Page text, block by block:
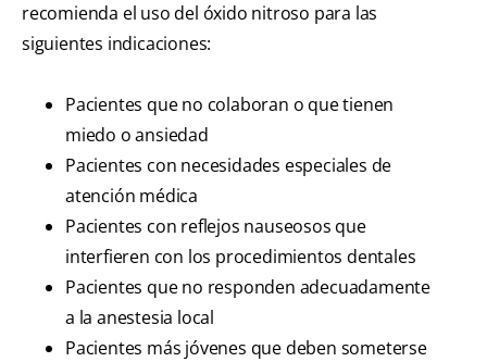
recomienda el uso del óxido nitroso para las
siguientes indicaciones:
Pacientes que no colaboran o que tienen
miedo o ansiedad
Pacientes con necesidades especiales de
atención médica
Pacientes con reflejos nauseosos que
interfieren con los procedimientos dentales
Pacientes que no responden adecuadamente
a la anestesia local
Pacientes más jóvenes que deben someterse